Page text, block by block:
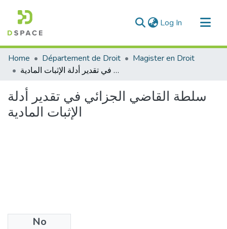
Log In (current)
Communities & Collections
All of DSpace
Statistics
Home Département de Droit
Magister en Droit
سلطة القاضي الجزائي في تقدير أدلة الإثبات المادية
سلطة القاضي الجزائي في تقدير أدلة
الإثبات المادية
No